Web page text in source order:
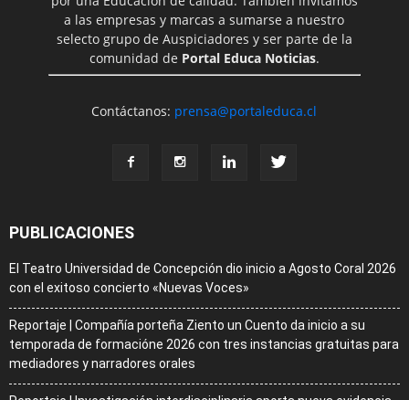
a las empresas y marcas a sumarse a nuestro
selecto grupo de Auspiciadores y ser parte de la
comunidad de Portal Educa Noticias.
Contáctanos: prensa@portaleduca.cl
PUBLICACIONES
El Teatro Universidad de Concepción dio inicio a Agosto Coral 2026
con el exitoso concierto «Nuevas Voces»
Reportaje | Compañía porteña Ziento un Cuento da inicio a su
temporada de formacióne 2026 con tres instancias gratuitas para
mediadores y narradores orales